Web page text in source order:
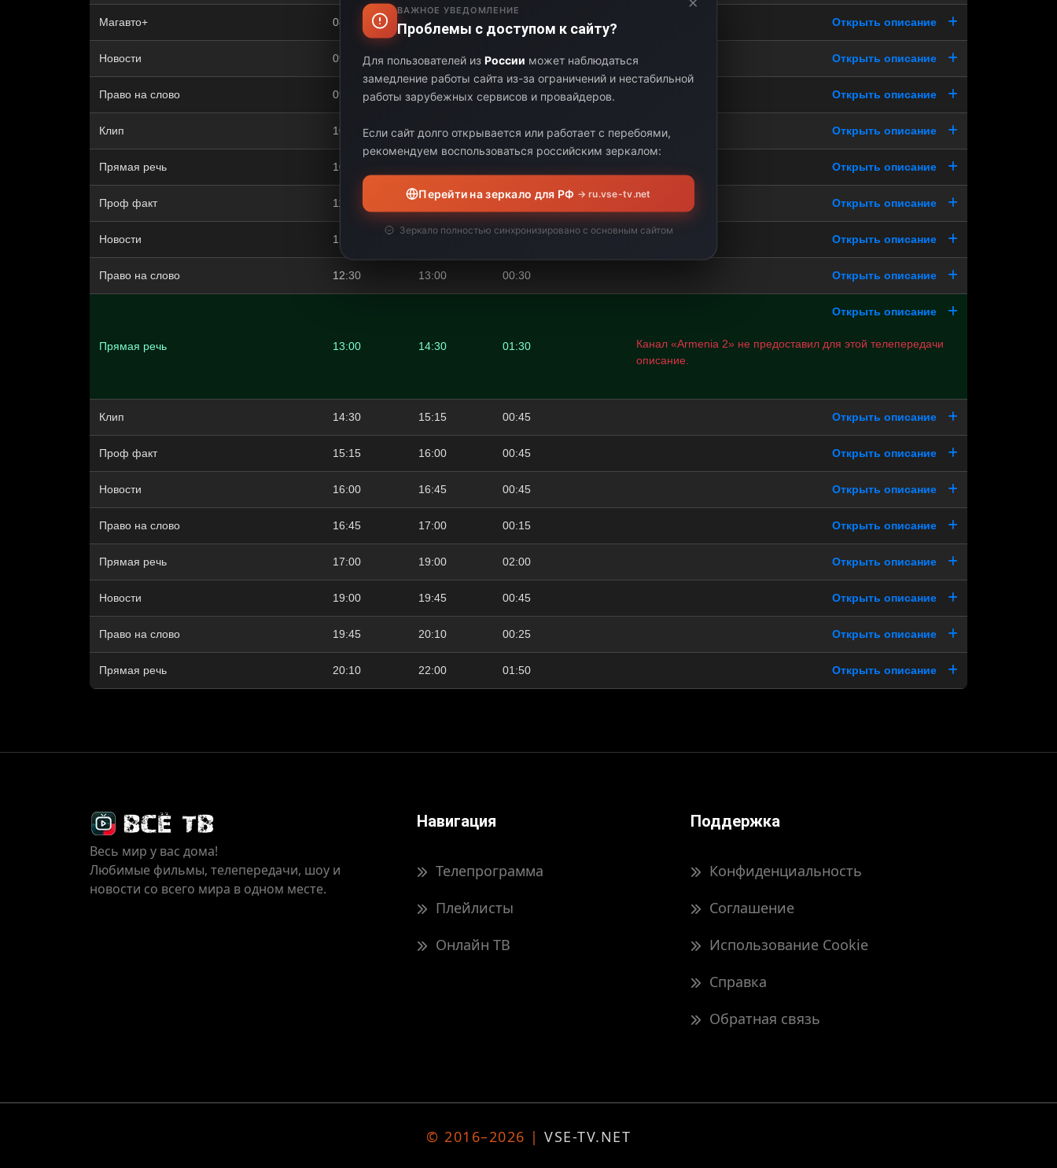
Магавто+ 08:00 09:00 Открыть описание
Новости 09:00 09:15 00:15 Открыть описание
Право на слово 09:15 10:00 00:45 Открыть описание
Клип 10:00 10:30 00:30 Открыть описание
Прямая речь 10:30 Открыть описание
Проф факт 11:15 12:00 Открыть описание
Новости 12:00 00:30 Открыть описание
Право на слово 12:30 13:00 00:30 Открыть описание
Прямая речь 13:00 14:30 01:30
Открыть описание
Канал «Armenia 2» не предоставил для этой телепередачи
описание.
Клип 14:30 15:15 00:45 Открыть описание
Проф факт 15:15 16:00 00:45 Открыть описание
Новости 16:00 16:45 00:45 Открыть описание
Право на слово 16:45 17:00 00:15 Открыть описание
Прямая речь 17:00 19:00 02:00 Открыть описание
Новости 19:00 19:45 00:45 Открыть описание
Право на слово 19:45 20:10 00:25 Открыть описание
Прямая речь 20:10 22:00 01:50 Открыть описание
Весь мир у вас дома!
Любимые фильмы, телепередачи, шоу и
новости со всего мира в одном месте.
Навигация
Телепрограмма
Плейлисты
Онлайн ТВ
Поддержка
Конфиденциальность
Соглашение
Использование Cookie
Справка
Обратная связь
© 2016–2026 | VSE-TV.NET
ВАЖНОЕ УВЕДОМЛЕНИЕ
Проблемы с доступом к сайту?
Для пользователей из России может наблюдаться
замедление работы сайта из-за ограничений и нестабильной
работы зарубежных сервисов и провайдеров.
Если сайт долго открывается или работает с перебоями,
рекомендуем воспользоваться российским зеркалом:
Перейти на зеркало для РФ → ru.vse-tv.net
Зеркало полностью синхронизировано с основным сайтом